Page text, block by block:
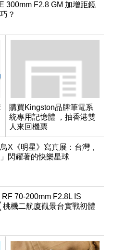
300mm F2.8 GM 加增距鏡
？
購買Kingston品牌筆電系
統專用記憶體 ，抽香港雙
人來回機票
X《明星》寫真展：台灣，
閃耀著的快樂星球
70-200mm F2.8L IS
桃機二航廈觀景台實戰初體